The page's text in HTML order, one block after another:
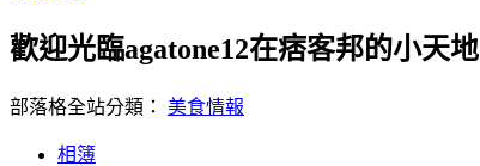
歡迎光臨agatone12在痞客邦的小天地
部落格全站分類： 美食情報
相簿